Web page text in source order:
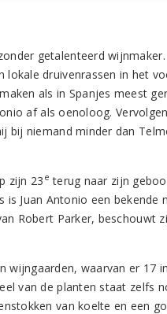
getalenteerd
lokale druivenrassen in het
als in Spanjes meest
af als oenoloog.
bij niemand minder dan
zijn 23 e terug naar zijn
Juan Antonio een bekende
Robert Parker, beschouwt
wijngaarden, waarvan er 17
van de planten staat zelfs
van koelte en een